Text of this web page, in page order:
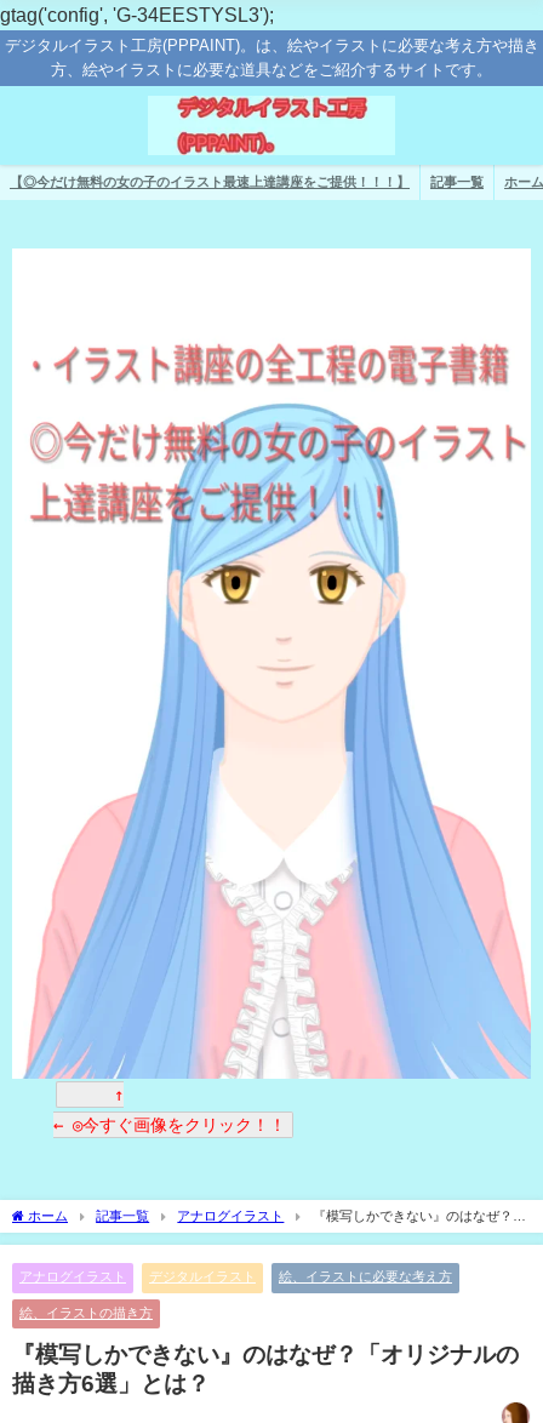
gtag('config', 'G-34EESTYSL3');
デジタルイラスト工房(PPPAINT)。は、絵やイラストに必要な考え方や描き
方、絵やイラストに必要な道具などをご紹介するサイトです。
【◎今だけ無料の女の子のイラスト最速上達講座をご提供！！！】 記事一覧 ホーム
↑
← ◎今すぐ画像をクリック！！
ホーム 記事一覧 アナログイラスト
『模写しかできない』のはなぜ？
「オリジナルの描き方6選」とは？
アナログイラスト デジタルイラスト 絵、イラストに必要な考え方
絵、イラストの描き方
『模写しかできない』のはなぜ？「オリジナルの
描き方6選」とは？